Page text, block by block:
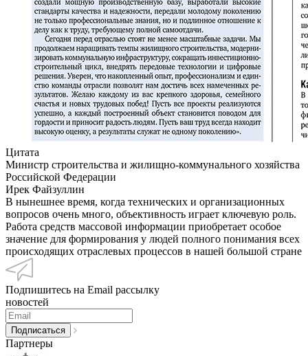
Цитата
Министр строительства и жилищно-коммунального хозяйства
Российской Федерации
Ирек Файзуллин
В нынешнее время, когда технических и организационных
вопросов очень много, объективность играет ключевую роль.
Работа средств массовой информации приобретает особое
значение для формирования у людей полного понимания всех
происходящих отраслевых процессов в нашей большой стране
Подпишитесь на Email рассылку
новостей
Партнеры